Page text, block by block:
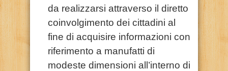
da realizzarsi attraverso il diretto
coinvolgimento dei cittadini al
fine di acquisire informazioni con
riferimento a manufatti di
modeste dimensioni all’interno di